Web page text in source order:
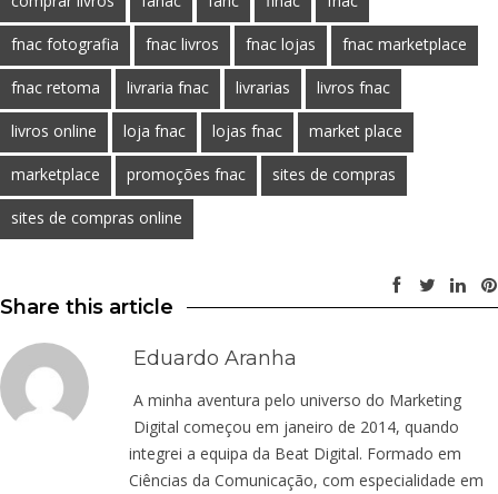
fnac fotografia fnac livros fnac lojas fnac marketplace
fnac retoma livraria fnac livrarias livros fnac
livros online loja fnac lojas fnac market place
marketplace promoções fnac sites de compras
sites de compras online
Share this article
Eduardo Aranha
A minha aventura pelo universo do Marketing
Digital começou em janeiro de 2014, quando
integrei a equipa da Beat Digital. Formado em
Ciências da Comunicação, com especialidade em